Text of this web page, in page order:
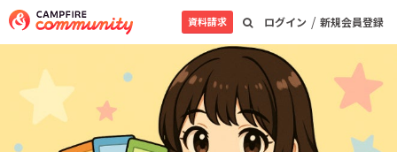
ログイン / 新規会員登録
資料請求